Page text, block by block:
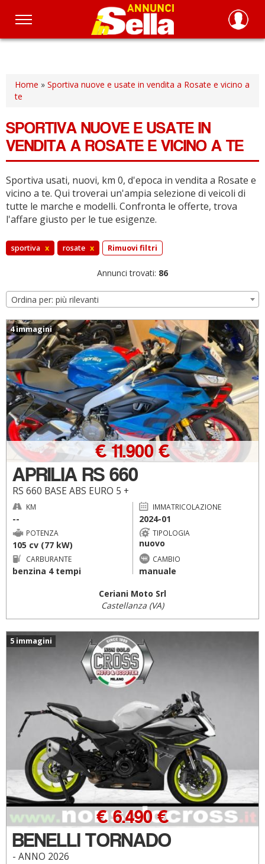
Salta
principale
Home » Sportiva nuove e usate in vendita a Rosate e vicino a
te
SPORTIVA NUOVE E USATE IN
VENDITA A ROSATE E VICINO A TE
Sportiva usati, nuovi, km 0, d'epoca in vendita a Rosate e
vicino a te. Qui troverai un'ampia selezione di veicoli di
tutte le marche e modelli. Confronta le offerte, trova
l'affare giusto per le tue esigenze.
sportiva x rosate x Rimuovi filtri
Annunci trovati: 86
Ordina per: più rilevanti
4 immagini
APRILIA RS 660
RS 660 BASE ABS EURO 5 +
€ 11.900 €
KM
--
IMMATRICOLAZIONE
2024-01
POTENZA
105 cv (77 kW)
TIPOLOGIA
nuovo
CARBURANTE
benzina 4 tempi
CAMBIO
manuale
Ceriani Moto Srl
Castellanza (VA)
5 immagini
BENELLI TORNADO
- ANNO 2026
€ 6.490 €